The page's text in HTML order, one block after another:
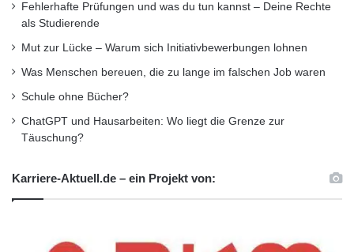
Fehlerhafte Prüfungen und was du tun kannst – Deine Rechte
als Studierende
Mut zur Lücke – Warum sich Initiativbewerbungen lohnen
Was Menschen bereuen, die zu lange im falschen Job waren
Schule ohne Bücher?
ChatGPT und Hausarbeiten: Wo liegt die Grenze zur
Täuschung?
Karriere-Aktuell.de – ein Projekt von: